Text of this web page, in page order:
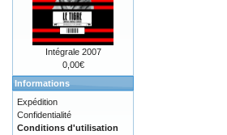
Intégrale 2007
0,00€
Informations
Expédition
Confidentialité
Conditions d'utilisation